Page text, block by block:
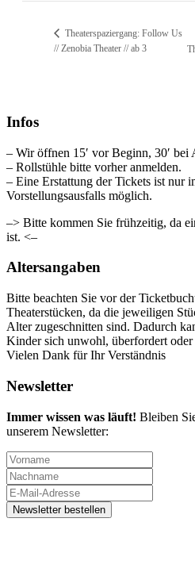
Theaterspaziergang: Follow Us
// Zenobia Theater // ab 3
Infos
– Wir öffnen 15′ vor Beginn, 30′ bei
– Rollstühle bitte vorher anmelden.
– Eine Erstattung der Tickets ist nur
Vorstellungsausfalls möglich.
–> Bitte kommen Sie frühzeitig, da
ist. <–
Altersangaben
Bitte beachten Sie vor der
Theaterstücken, da die jeweiligen
Alter zugeschnitten sind. Dadurch
Kinder sich unwohl, überfordert
Vielen Dank für Ihr Verständnis
Newsletter
Immer wissen was läuft! Bleiben
unserem Newsletter: